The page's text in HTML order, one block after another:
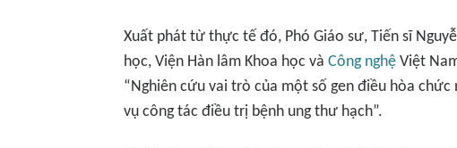
Xuất phát từ thực tế đó, Phó Giáo sư, Tiến sĩ
học, Viện Hàn lâm Khoa học và Công nghệ Việt
“Nghiên cứu vai trò của một số gen điều hòa chức
vụ công tác điều trị bệnh ung thư hạch”.